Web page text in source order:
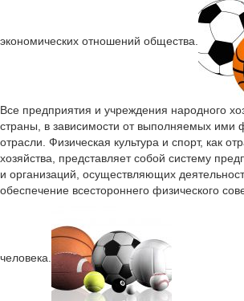
экономических отношений общества.
Все предприятия и учреждения народного
страны, в зависимости от выполняемых ими
отрасли. Физическая культура и спорт, как
хозяйства, представляет собой систему
и организаций, осуществляющих
обеспечение всестороннего физического
человека.